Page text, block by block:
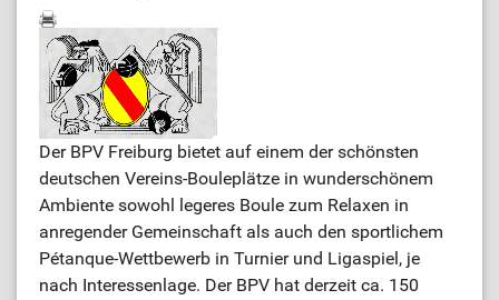
Vereine
Sportangebote
Sportstätten
ÜL-Börse
Der BPV Freiburg bietet auf einem der schönsten
deutschen Vereins-Bouleplätze in wunderschönem
Ambiente sowohl legeres Boule zum Relaxen in
anregender Gemeinschaft als auch den sportlichem
Pétanque-Wettbewerb in Turnier und Ligaspiel, je
nach Interessenlage. Der BPV hat derzeit ca. 150